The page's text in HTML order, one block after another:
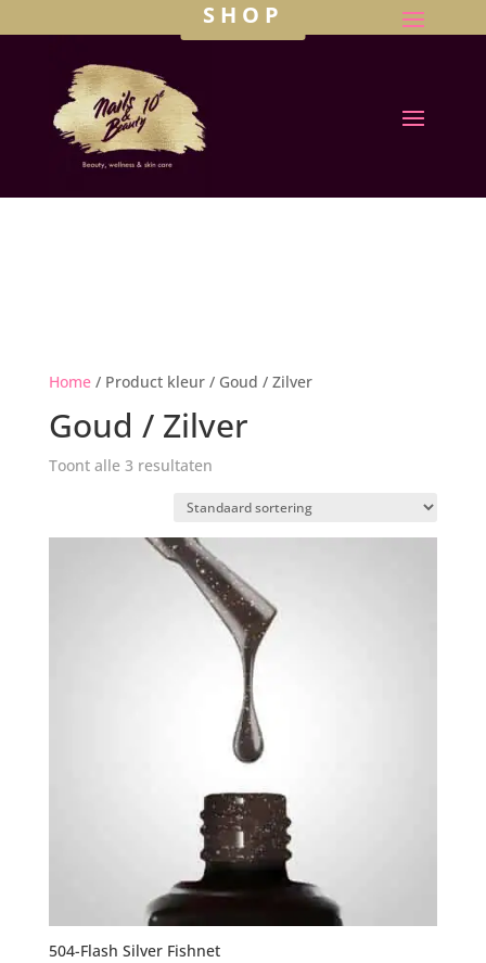
SHOP
Home/ Product kleur / Goud / Zilver
Goud / Zilver
Toont alle 3 resultaten
504-Flash Silver Fishnet